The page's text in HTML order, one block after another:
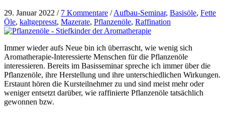
29. Januar 2022 / 7 Kommentare /Aufbau-Seminar, Basisöle, Fette
Öle, kaltgepresst, Mazerate, Pflanzenöle, Raffination
Immer wieder aufs Neue bin ich überrascht, wie wenig sich
Aromatherapie-Interessierte Menschen für die Pflanzenöle
interessieren. Bereits im Basisseminar spreche ich immer über die
Pflanzenöle, ihre Herstellung und ihre unterschiedlichen Wirkungen.
Erstaunt hören die Kursteilnehmer zu und sind meist mehr oder
weniger entsetzt darüber, wie raffinierte Pflanzenöle tatsächlich
gewonnen bzw.